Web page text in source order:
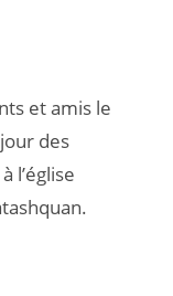
et amis le
des
l’église